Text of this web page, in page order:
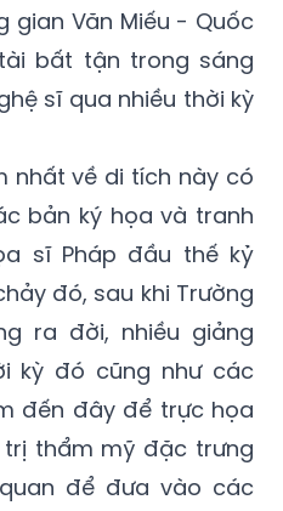
gian Văn Miếu - Quốc
bất tận trong sáng
sĩ qua nhiều thời kỳ
nhất về di tích này có
bản ký họa và tranh
sĩ Pháp đầu thế kỷ
đó, sau khi Trường
ra đời, nhiều giảng
kỳ đó cũng như các
đến đây để trực họa
thẩm mỹ đặc trưng
để đưa vào các